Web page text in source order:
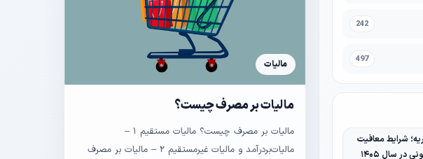
242
497
شرایط معافیت
در سال ۱۴۰۵
مالیات
مالیات بر مصرف چیست؟
مالیات بر مصرف چیست؟ مالیات مستقیم ۱ –
مالیات‌بردرآمد و مالیات غیرمستقیم ۲ – مالیات بر مصرف